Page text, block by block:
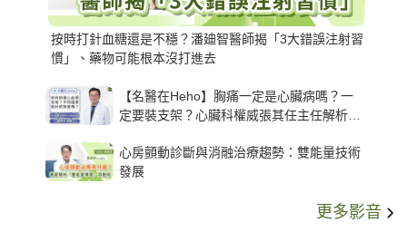
按時打針血糖還是不穩？潘廸智醫師揭「3大錯誤注射習
慣」、藥物可能根本沒打進去
【名醫在Heho】胸痛一定是心臟病嗎？一
定要裝支架？心臟科權威張其任主任解析支
心房顫動診斷與消融治療趨勢：雙能量技術
發展
更多影音